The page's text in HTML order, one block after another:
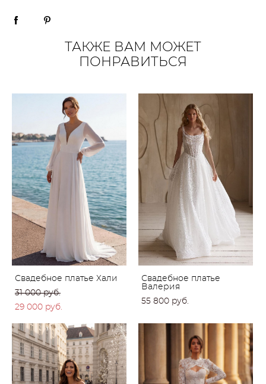
ТАКЖЕ ВАМ МОЖЕТ
ПОНРАВИТЬСЯ
Свадебное платье Хали
31 000 pуб.
29 000 pуб.
Свадебное платье
Валерия
55 800 pуб.